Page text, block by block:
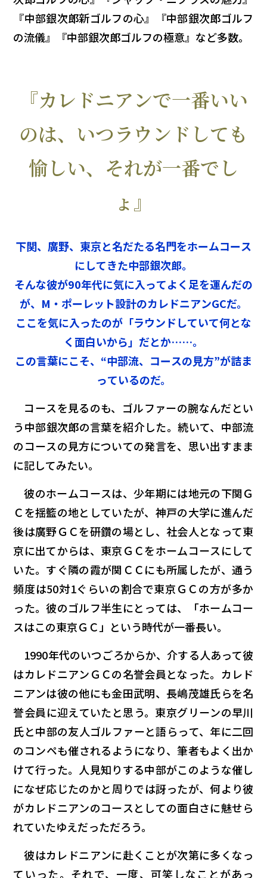
『中部銀次郎新ゴルフの心』『中部銀次郎ゴルフ
の流儀』『中部銀次郎ゴルフの極意』など多数。
『カレドニアンで一番いい
のは、いつラウンドしても
愉しい、 それが一番でし
ょ』
下関、廣野、東京と名だたる名門をホームコース
にしてきた中部銀次郎。
そんな彼が90年代に気に入ってよく足を運んだの
が、M・ポーレット設計のカレドニアンGCだ。
ここを気に入ったのが「ラウンドしていて何とな
く面白いから」だとか……。
この言葉にこそ、“中部流、コースの見方”が詰ま
っているのだ。
コースを見るのも、ゴルファーの腕なんだ――とい
う中部銀次郎の言葉を紹介した。続いて、中部流
のコースの見方についての発言を、思い出すまま
に記してみたい。
彼のホームコースは、少年期には地元の下関Ｇ
Ｃを揺籃の地としていたが、神戸の大学に進んだ
後は廣野ＧＣを研鑽の場とし、社会人となって東
京に出てからは、東京ＧＣをホームコースにして
いた。すぐ隣の霞が関ＣＣにも所属したが、通う
頻度は50対1ぐらいの割合で東京ＧＣの方が多か
った。彼のゴルフ半生にとっては、「ホームコー
スはこの東京ＧＣ」という時代が一番長い。
1990年代のいつごろからか、介する人あって彼
はカレドニアンＧＣの名誉会員となった。カレド
ニアンは彼の他にも金田武明、長嶋茂雄氏らを名
誉会員に迎えていたと思う。東京グリーンの早川
氏と中部の友人ゴルファーと語らって、年に二回
のコンペも催されるようになり、筆者もよく出か
けて行った。人見知りする中部がこのような催し
になぜ応じたのか――と周りでは訝ったが、何より彼
がカレドニアンのコースとしての面白さに魅せら
れていたゆえだっただろう。
彼はカレドニアンに赴くことが次第に多くなっ
ていった。それで、一度、可笑しなことがあっ